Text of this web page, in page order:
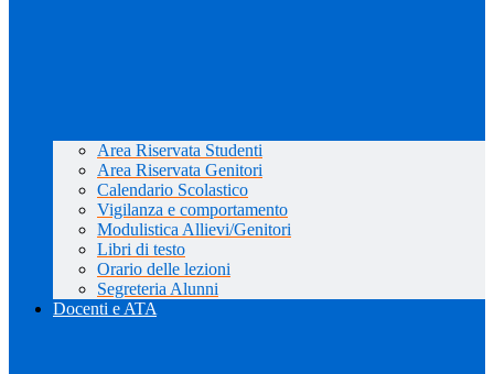
Area Riservata Studenti
Area Riservata Genitori
Calendario Scolastico
Vigilanza e comportamento
Modulistica Allievi/Genitori
Libri di testo
Orario delle lezioni
Segreteria Alunni
Docenti e ATA